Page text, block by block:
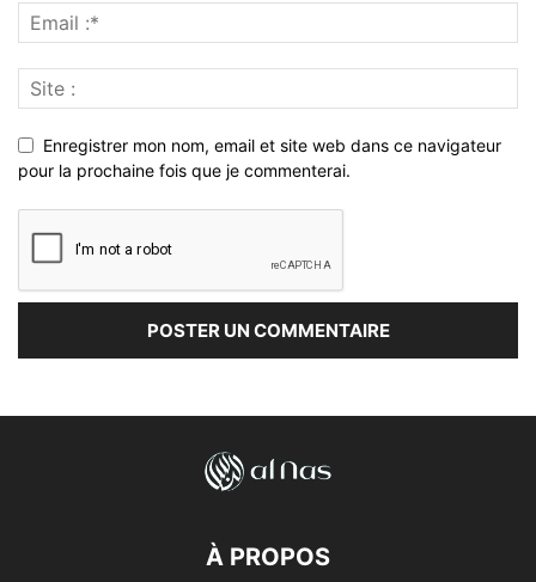
Enregistrer mon nom, email et site web dans ce navigateur
pour la prochaine fois que je commenterai.
À PROPOS